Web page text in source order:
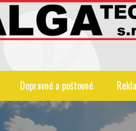
Dopravné a poštovné